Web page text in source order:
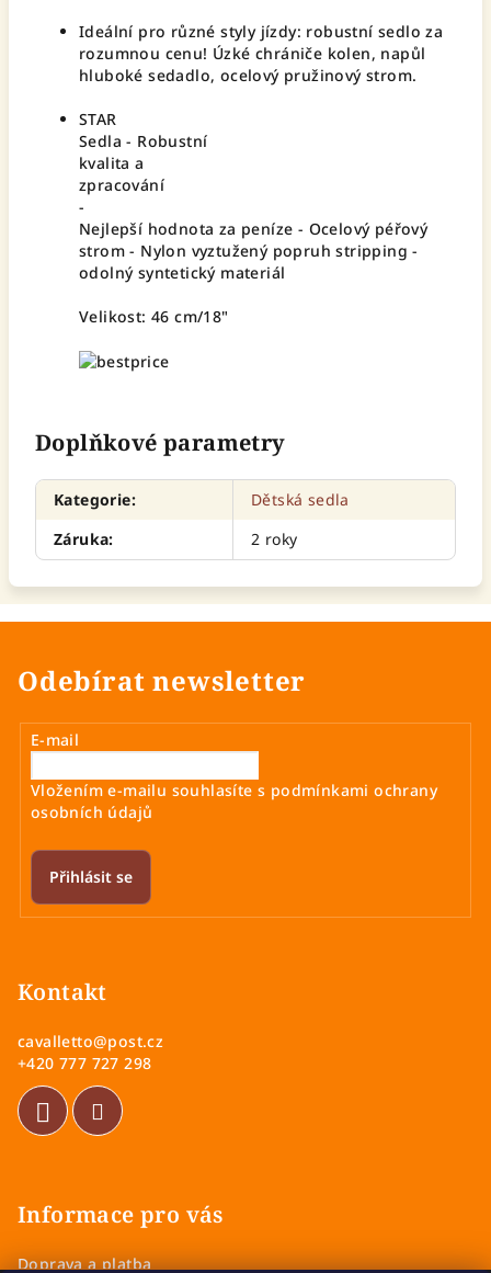
Ideální pro různé styly jízdy: robustní sedlo za
rozumnou cenu! Úzké chrániče kolen, napůl
hluboké sedadlo, ocelový pružinový strom.
STAR
Sedla - Robustní
kvalita a
zpracování
-
Nejlepší hodnota za peníze - Ocelový péřový
strom - Nylon vyztužený popruh stripping -
odolný syntetický materiál
Velikost: 46 cm/18"
Doplňkové parametry
Kategorie:
Dětská sedla
Záruka: 2 roky
Odebírat newsletter
E-mail
Vložením e-mailu souhlasíte s podmínkami ochrany
osobních údajů
Přihlásit se
Kontakt
cavalletto@post.cz
+420 777 727 298
Informace pro vás
Doprava a platba